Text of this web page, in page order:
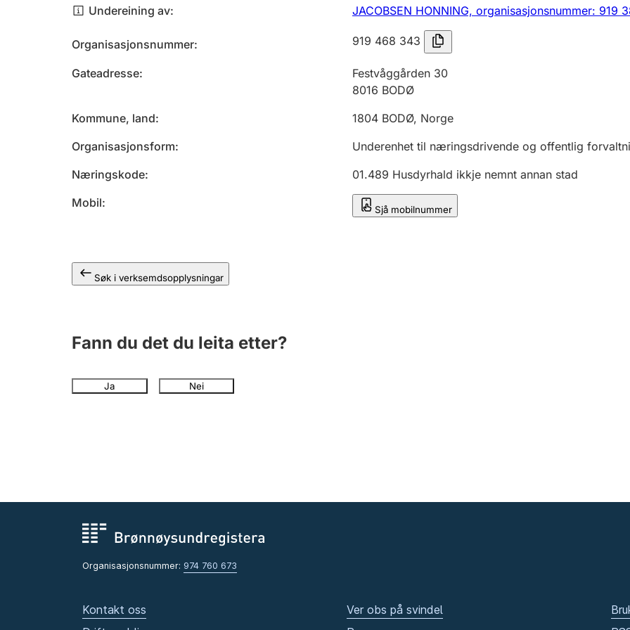
Undereining av JACOBSEN HONNING, organisasjonsnummer: 919
Organisasjonsnummer 919 468 343
Gateadresse
Festvåggården 30
8016 BODØ
Kommune, land
1804 BODØ, Norge
Organisasjonsform
Underenhet til næringsdrivende og offentlig
Næringskode
01.489 Husdyrhald ikkje nemnt annan stad
Mobil
Sjå mobilnummer
Søk i verksemdsopplysningar
Fann du det du leita etter?
Ja Nei
Organisasjonsnummer: 974 760 673
Kontakt oss
Ver obs på svindel